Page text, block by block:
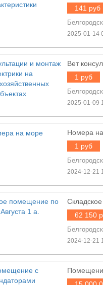
141 руб
2025-01-14
Вет
1 руб
2025-01-09
Номера
1 руб
2024-12-21
62 150
2024-12-21